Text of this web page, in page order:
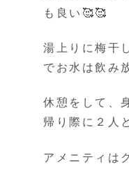
も良い🥰🥰
湯上りに梅干
でお水は飲み
休憩をして、
帰り際に２人
アメニティは